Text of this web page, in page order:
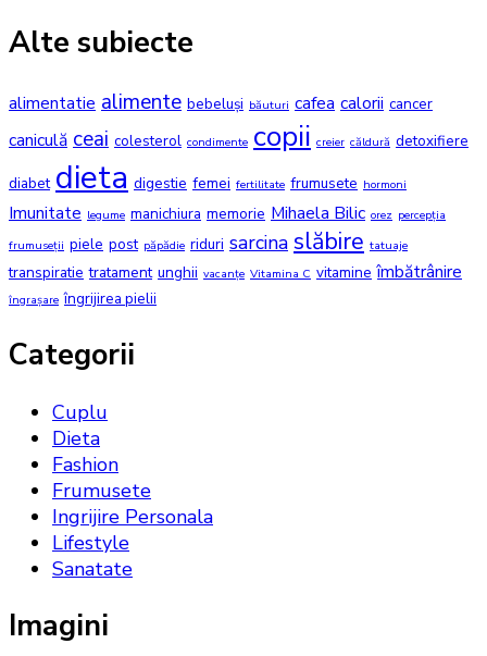
Alte subiecte
alimentatie alimente bebeluși băuturi cafea calorii cancer
caniculă ceai colesterol condimente copii creier căldură detoxifiere
diabet dieta digestie femei fertilitate frumusete hormoni
Imunitate legume manichiura memorie Mihaela Bilic orez percepția
frumuseții piele post păpădie riduri sarcina slăbire tatuaje
transpiratie tratament unghii vacanțe Vitamina C vitamine îmbătrânire
îngrașare îngrijirea pielii
Categorii
Cuplu
Dieta
Fashion
Frumusete
Ingrijire Personala
Lifestyle
Sanatate
Imagini